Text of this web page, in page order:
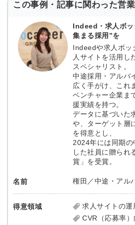
この事例・記事に関わった営
Indeed・求人ボッ
集まる採用”を
Indeedや求人ボッ
人サイトを活用し
スペシャリスト。
中途採用・アルバ
広く手がけ、これ
ベンチャー企業ま
援実績を持つ。
データに基づいた
や、ターゲット層
を得意とし、
2024年には同期
した社員に贈られ
賞」を受賞。
名前 権田／中途・アル
得意領域
求人サイトの運
CVR（応募率）